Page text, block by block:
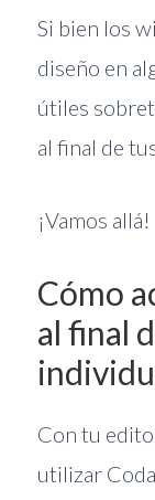
Si bien los
diseño en
útiles
al final de
¡Vamos allá!
Cómo
al final
Con tu
utilizar